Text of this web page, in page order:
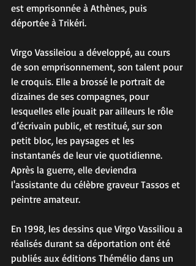
est emprisonnée à Athènes, puis
déportée à Trikéri.
Virgo Vassileiou a développé, au cours
de son emprisonnement, son talent pour
le croquis. Elle a brossé le portrait de
dizaines de ses compagnes, pour
lesquelles elle jouait par ailleurs le rôle
d’écrivain public, et restitué, sur son
petit bloc, les paysages et les
instantanés de leur vie quotidienne.
Après la guerre, elle deviendra
l'assistante du célèbre graveur Tassos et
peintre amateur.
En 1998, les dessins que Virgo Vassiliou a
réalisés durant sa déportation ont été
publiés aux éditions Thémélio dans un